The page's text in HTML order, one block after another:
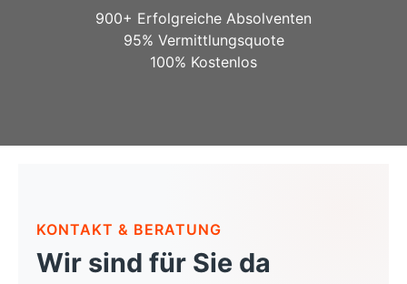
900+ Erfolgreiche Absolventen
95% Vermittlungsquote
100% Kostenlos
KONTAKT & BERATUNG
Wir sind für Sie da